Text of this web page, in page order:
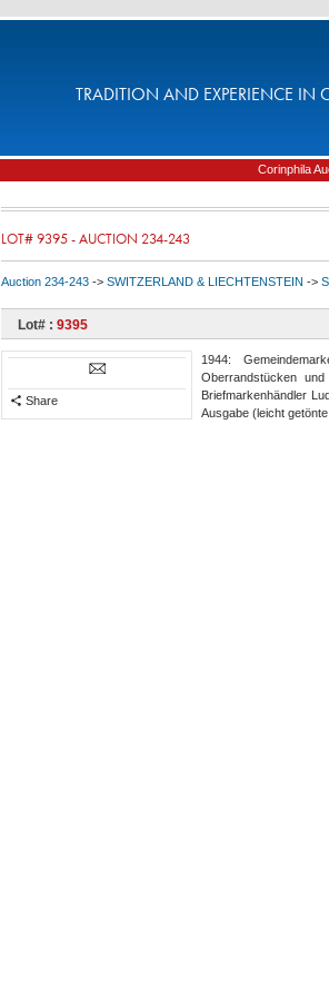
TRADITION AND EXPERIENCE IN
Corinphila
LOT# 9395 - AUCTION 234-243
Auction 234-243 -> SWITZERLAND & LIECHTENSTEIN ->
Lot# : 9395
Share
1944:
Oberrandstücken
Briefmarkenhändler
Ausgabe (leicht